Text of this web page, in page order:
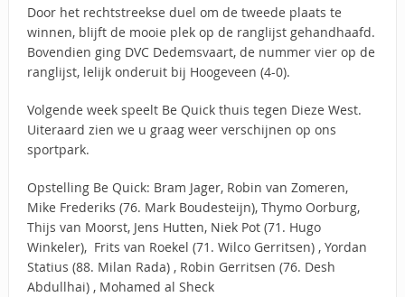
Door het rechtstreekse duel om de tweede plaats te
winnen, blijft de mooie plek op de ranglijst gehandhaafd.
Bovendien ging DVC Dedemsvaart, de nummer vier op de
ranglijst, lelijk onderuit bij Hoogeveen (4-0).
Volgende week speelt Be Quick thuis tegen Dieze West.
Uiteraard zien we u graag weer verschijnen op ons
sportpark.
Opstelling Be Quick: Bram Jager, Robin van Zomeren,
Mike Frederiks (76. Mark Boudesteijn), Thymo Oorburg,
Thijs van Moorst, Jens Hutten, Niek Pot (71. Hugo
Winkeler), Frits van Roekel (71. Wilco Gerritsen) , Yordan
Statius (88. Milan Rada) , Robin Gerritsen (76. Desh
Abdullhai) , Mohamed al Sheck